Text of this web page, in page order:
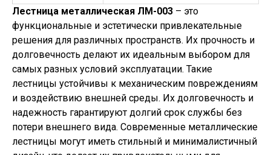
Лестница металлическая ЛМ-003 – это
функциональные и эстетически привлекательные
решения для различных пространств. Их прочность и
долговечность делают их идеальным выбором для
самых разных условий эксплуатации. Такие
лестницы устойчивы к механическим повреждениям
и воздействию внешней среды. Их долговечность и
надежность гарантируют долгий срок службы без
потери внешнего вида. Современные металлические
лестницы могут иметь стильный и минималистичный